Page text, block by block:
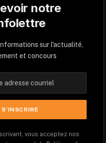
notre
sur l'actualité,
et concours
vous acceptez nos